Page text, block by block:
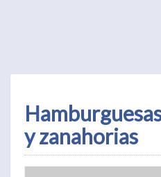
y zanahorias